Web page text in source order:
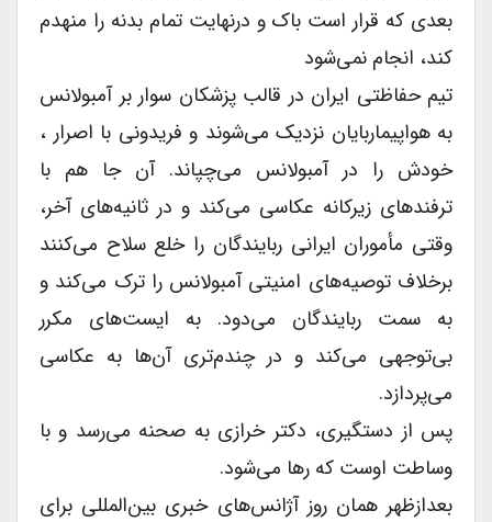
بعدى که قرار است باک و درنهایت تمام بدنه را منهدم
کند، انجام نمی‌شود
تیم حفاظتى ایران در قالب پزشکان سوار بر آمبولانس
به هواپیماربایان نزدیک می‌شوند و فریدونى با اصرار ،
خودش را در آمبولانس می‌چپاند. آن جا هم با
ترفندهاى زیرکانه عکاسى می‌کند و در ثانیه‌های آخر،
وقتى مأموران ایرانى ربایندگان را خلع سلاح می‌کنند
برخلاف توصیه‌های امنیتى آمبولانس را ترک می‌کند و
به سمت ربایندگان می‌دود. به ایست‌های مکرر
بی‌توجهی می‌کند و در چندم‌تری آن‌ها به عکاسى
می‌پردازد.
پس از دستگیرى، دکتر خرازى به صحنه می‌رسد و با
وساطت اوست که رها می‌شود.
بعدازظهر همان روز آژانس‌های خبرى بین‌المللی براى